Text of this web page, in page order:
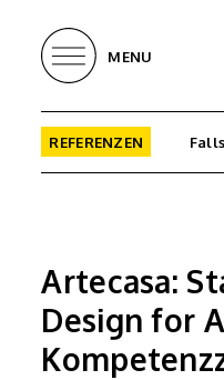
MENU
REFERENZEN
Artecasa:
Design for